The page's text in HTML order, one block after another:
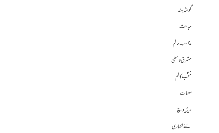
گوشہ ہند
مباحث
مذاہب عالم
مشرق وسطی
منتخب کالم
مہمات
میڈیا واچ
نئے لکھاری